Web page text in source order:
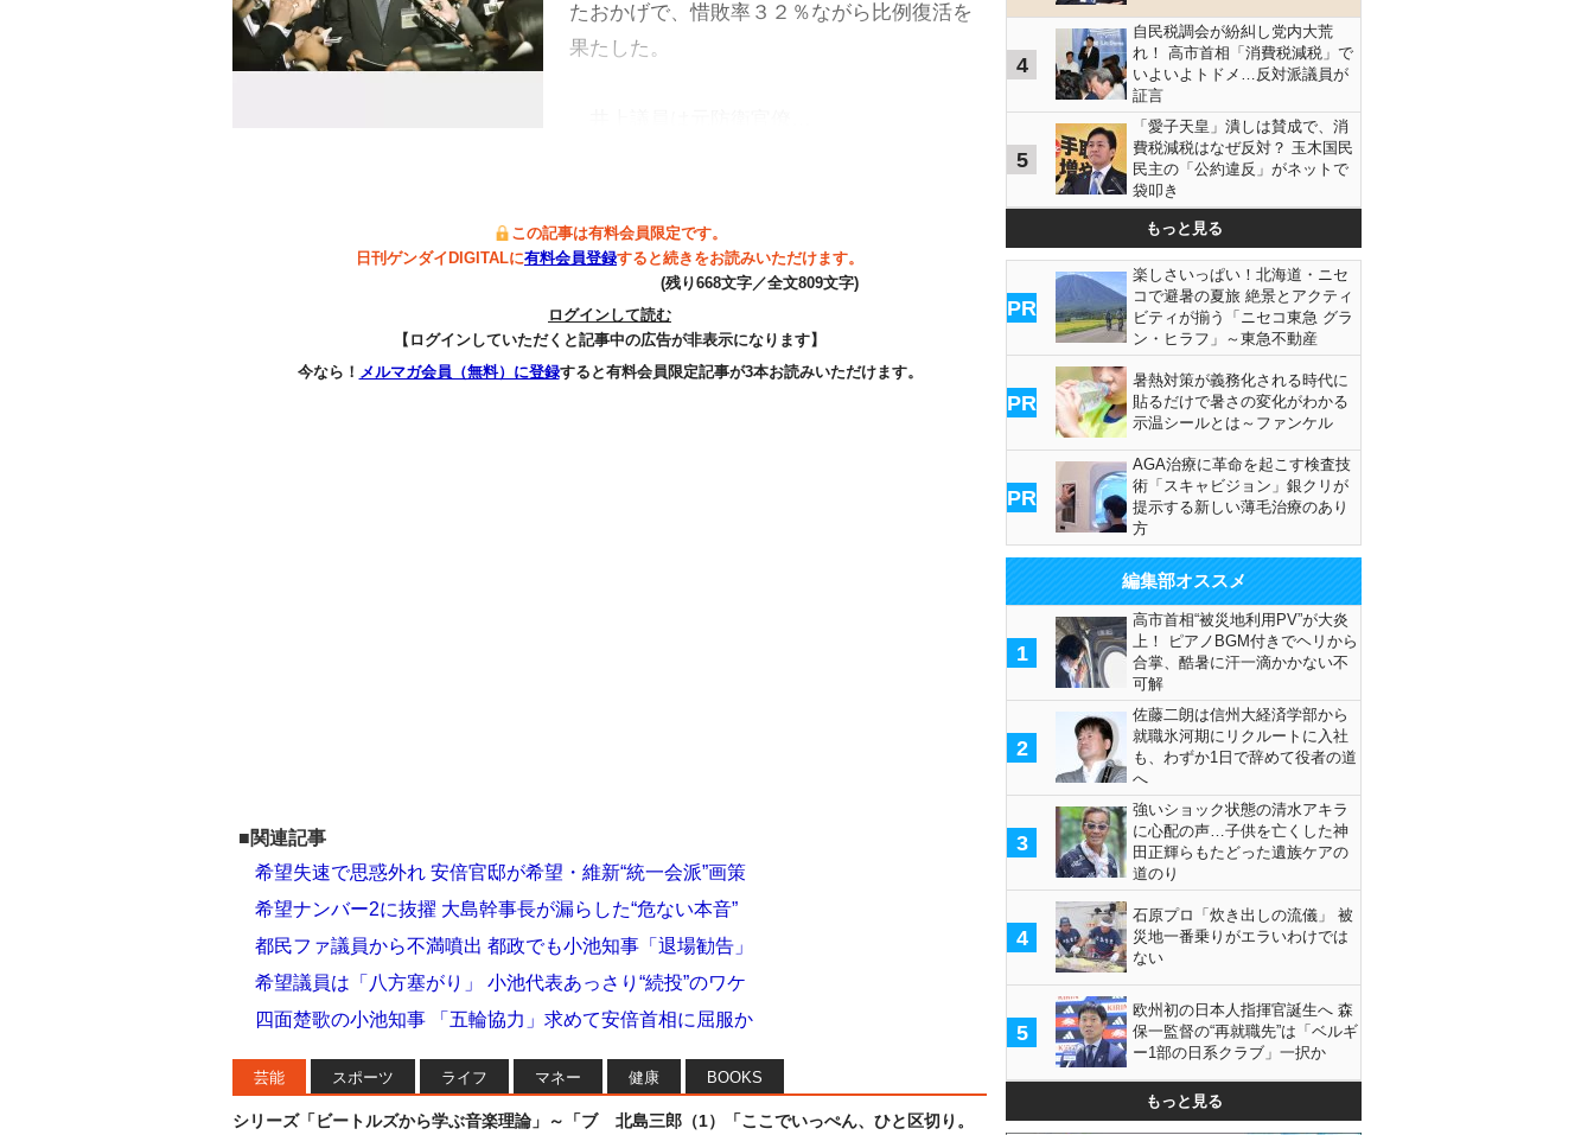
たおかげで、惜敗率３２％ながら比例復活を
果たした。
この記事は有料会員限定です。
日刊ゲンダイDIGITALに有料会員登録すると続きをお読みいただけます。
(残り668文字／全文809文字)
ログインして読む
【ログインしていただくと記事中の広告が非表示になります】
今なら！ メルマガ会員（無料）に登録すると有料会員限定記事が3本お読みいただけます。
■関連記事
希望失速で思惑外れ 安倍官邸が希望・維新“統一会派”画策
希望ナンバー2に抜擢 大島幹事長が漏らした“危ない本音”
都民ファ議員から不満噴出 都政でも小池知事「退場勧告」
希望議員は「八方塞がり」 小池代表あっさり“続投”のワケ
四面楚歌の小池知事 「五輪協力」求めて安倍首相に屈服か
芸能 スポーツ ライフ マネー 健康 BOOKS
シリーズ「ビートルズから学ぶ音楽理論」～「ブ
北島三郎（1）「ここでいっぺん、ひと区切り。
4
自民税調会が紛糾し党内大荒
れ！ 高市首相「消費税減税」で
いよいよトドメ…反対派議員が
証言
5
「愛子天皇」潰しは賛成で、消
費税減税はなぜ反対？ 玉木国民
民主の「公約違反」がネットで
袋叩き
もっと見る
PR
楽しさいっぱい！北海道・ニセ
コで避暑の夏旅 絶景とアクティ
ビティが揃う「ニセコ東急 グラ
ン・ヒラフ」～東急不動産
PR
暑熱対策が義務化される時代に
貼るだけで暑さの変化がわかる
示温シールとは～ファンケル
PR
AGA治療に革命を起こす検査技
術「スキャビジョン」銀クリが
提示する新しい薄毛治療のあり
方
編集部オススメ
1
高市首相“被災地利用PV”が大炎
上！ ピアノBGM付きでヘリから
合掌、酷暑に汗一滴かかない不
可解
2
佐藤二朗は信州大経済学部から
就職氷河期にリクルートに入社
も、わずか1日で辞めて役者の道
へ
3
強いショック状態の清水アキラ
に心配の声…子供を亡くした神
田正輝らもたどった遺族ケアの
道のり
4
石原プロ「炊き出しの流儀」 被
災地一番乗りがエラいわけでは
ない
5
欧州初の日本人指揮官誕生へ 森
保一監督の“再就職先”は「ベルギ
ー1部の日系クラブ」一択か
もっと見る